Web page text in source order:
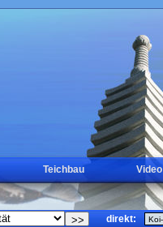
Teichbau Video
direkt: